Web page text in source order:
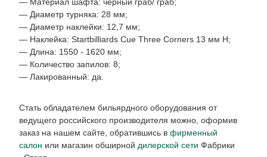
— Диаметр турняка: 28 мм;
— Диаметр наклейки: 12,7 мм;
— Наклейка: Startbilliards Cue Three Corners 13 мм H;
— Длина: 1550 - 1620 мм;
— Количество запилов: 8;
— Лакированный: да.
Стать обладателем бильярдного оборудования от
ведущего российского производителя можно, оформив
заказ на нашем сайте, обратившись в фирменный
салон или магазин обширной дилерской сети Фабрики